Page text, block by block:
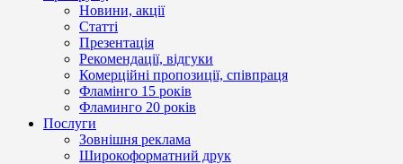
Новини, акції
Статті
Презентація
Рекомендації, відгуки
Комерційні пропозиції, співпраця
Фламінго 15 років
Фламинго 20 років
Послуги
Зовнішня реклама
Широкоформатний друк